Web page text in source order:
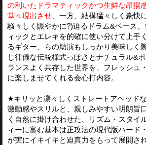
の利いたドラマティックかつ生鮮な昂揚
堂々現出させ、 一方、結構猛々しく豪快
騒々しく賑やかに?)迫るドラム&ベース
ィックとエレキを的確に使い分けて上手
るギター、らの助演もしっかり美味しく
じ律儀な伝統様式っぽさとナチュラル&
ランスよく共存した世界を、フレッシュ
に楽しませてくれる会心打内容。
★キリッと凛々しくストレートアヘッド
激動感やスリルと、親しみやすい明朗旨
く自然に掛け合わせた、リズム・スタイ
ィーに富む基本は正攻法の現代版ハード
が実にイキイキと迫真力をもって展開さ